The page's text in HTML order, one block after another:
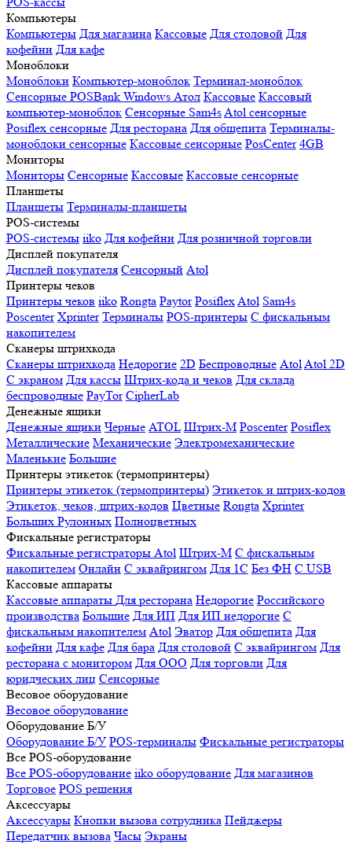
Компьютеры
Компьютеры Для магазина Кассовые Для столовой Для
кофейни Для кафе
Моноблоки
Моноблоки Компьютер-моноблок Терминал-моноблок
Сенсорные POSBank Windows Атол Кассовые Кассовый
компьютер-моноблок Сенсорные Sam4sAtol сенсорные
Posiflex сенсорные Для ресторана Для общепита Терминалы-
моноблоки сенсорные Кассовые сенсорные PosCenter 4GB
Мониторы
Мониторы Сенсорные Кассовые Кассовые сенсорные
Планшеты
Планшеты Терминалы-планшеты
POS-системы
POS-системы iiko Для кофейни Для розничной торговли
Дисплей покупателя
Дисплей покупателя Сенсорный Atol
Принтеры чеков
Принтеры чеков iiko Rongta Paytor PosiflexAtol Sam4s
Poscenter Xprinter Терминалы POS-принтеры С фискальным
накопителем
Сканеры штрихкода
Сканеры штрихкода Недорогие 2D Беспроводные AtolAtol 2D
С экраном Для кассы Штрих-кода и чеков Для склада
беспроводные PayTor CipherLab
Денежные ящики
Денежные ящики Черные ATOL Штрих-М Poscenter Posiflex
Металлические Механические Электромеханические
Маленькие Большие
Принтеры этикеток (термопринтеры)
Принтеры этикеток (термопринтеры) Этикеток и штрих-кодов
Этикеток, чеков, штрих-кодов Цветные Rongta Xprinter
Больших Рулонных Полноцветных
Фискальные регистраторы
Фискальные регистраторы Atol Штрих-М С фискальным
накопителем Онлайн С эквайрингом Для 1С Без ФН С USB
Кассовые аппараты
Кассовые аппараты Для ресторана Недорогие Российского
производства Большие Для ИП Для ИП недорогие С
фискальным накопителем Atol Эватор Для общепита Для
кофейни Для кафе Для бара Для столовой С эквайрингом Для
ресторана с монитором Для ООО Для торговли Для
юридческих лиц Сенсорные
Весовое оборудование
Весовое оборудование
Оборудование Б/У
Оборудование Б/У POS-терминалы Фискальные регистраторы
Все POS-оборудование
Все POS-оборудование iiko оборудование Для магазинов
Торговое POS решения
Аксессуары
Аксессуары Кнопки вызова сотрудника Пейджеры
Передатчик вызова Часы Экраны